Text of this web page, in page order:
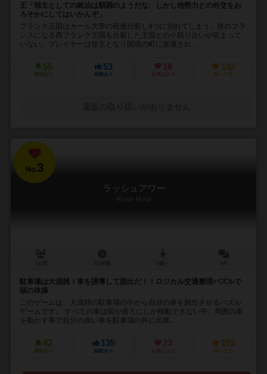
王「領主としての統治は順調のようだな、しかし他勢力との外交をお
ろそかにしてはいかんぞ」
フランク王国はカール大帝の死後分裂し4つに別れてしまう。後のフラ
ンスになる西フランク王国も分裂した王国との小競り合いが収まって
いない。プレイヤーは領主となり国境の町に派遣され...
55
興味あり
53
経験あり
18
お気に入り
142
持ってる
No.3
ラッシュアワー
Rush Hour
駐車場は大混雑！車を誘導して脱出だ！！ロジカル交通整理パズルで
頭の体操
このゲームは、大混雑の駐車場の中から自分の車を脱出させるパズル
ゲームです。 すべての車は前か後ろにしか移動できない中、周囲の車
を動かす事で自分の赤い車を駐車場の外に出庫...
42
興味あり
135
経験あり
23
お気に入り
102
持ってる